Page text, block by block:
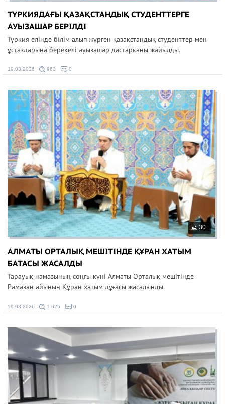
ТҮРКИЯДАҒЫ ҚАЗАҚСТАНДЫҚ СТУДЕНТТЕРГЕ
АУЫЗАШАР БЕРІЛДІ
Түркия елінде білім алып жүрген қазақстандық студенттер мен
ұстаздарына берекелі ауызашар дастарқаны жайылды.
19.03.2026 963 0
30
АЛМАТЫ ОРТАЛЫҚ МЕШІТІНДЕ ҚҰРАН ХАТЫМ
БАТАСЫ ЖАСАЛДЫ
Тарауық намазының соңғы күні Алматы Орталық мешітінде
Рамазан айының Құран хатым дұғасы жасалынды.
19.03.2026 1 625 0